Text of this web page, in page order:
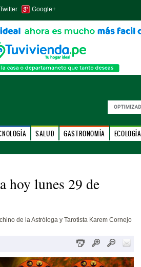
Twitter Google+
SALUD GASTRONOMÍA ECOLOGÍA
hoy lunes 29 de
de la Astróloga y Tarotista Karem Cornejo